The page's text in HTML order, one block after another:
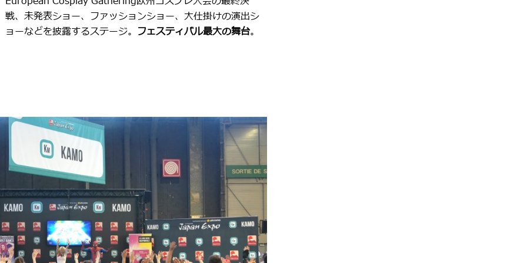
戦、未発表ショー、ファッションショー、大仕掛けの演出シ
ョーなどを披露するステージ。 フェスティバル最大の舞台。​